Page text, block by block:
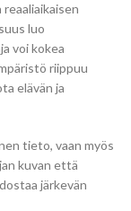
luo
voi kokea
riippuu
elävän ja
tieto, vaan myös
kuvan että
järkevän